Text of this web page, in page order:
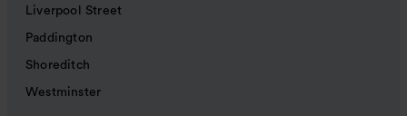
Liverpool Street
Paddington
Shoreditch
Westminster